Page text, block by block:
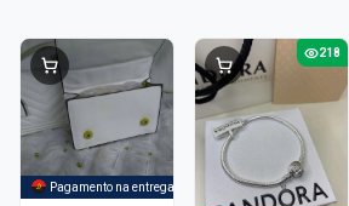
Pagamento na entrega
218